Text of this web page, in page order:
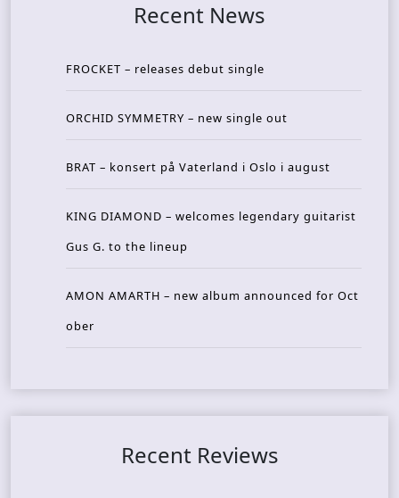
Recent News
FROCKET – releases debut single
ORCHID SYMMETRY – new single out
BRAT – konsert på Vaterland i Oslo i august
KING DIAMOND – welcomes legendary guitarist
Gus G. to the lineup
AMON AMARTH – new album announced for Oct
ober
Recent Reviews